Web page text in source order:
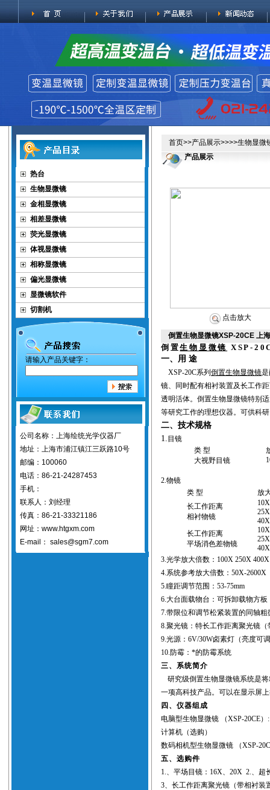
热台
生物显微镜
金相显微镜
相差显微镜
荧光显微镜
体视显微镜
相称显微镜
偏光显微镜
显微镜软件
切割机
请输入产品关键字：
公司名称：上海绘统光学仪器厂
地址：上海市浦江镇江三跃路10号
邮编：100060
电话：86-21-24287453
手机：
联系人：刘经理
传真：86-21-33321186
网址：www.htgxm.com
E-mail： sales@sgm7.com
首页>>产品展示>>>>生物显微
产品展示
点击放大
倒置生物显微镜XSP-20CE 上
倒置生物显微镜 XSP-
一、用 途
XSP-20C系列 倒置生物显微镜
镜、同时配有相衬装置及长工作
透明活体。倒置生物显微镜特别
等研究工作的理想仪器。可供科
二、技术规格
1. 目镜
类 型
大视野目镜
2.物镜
类 型
放
长工作距离
相衬物镜
10X
25X
40X
长工作距离
平场消色差物镜
10X
25X
40X
3.光学放大倍数： 100X 250X 400X
4.系统参考放大倍数： 50X-2600X
5.瞳距调节范围： 53-75mm
6.大台面载物台：可拆卸载物方板
7.带限位和调节松紧装置的同轴
8.聚光镜：特长工作距离聚光镜
9.光源： 6V/30W卤素灯 （亮度可调
10.防霉：*的防霉系统
三、系统简介
研究级倒置生物显微镜系统是
一项高科技产品。可以在显示屏
四、仪器组成
电脑型生物显微镜
（XSP-20CE）
计算机（选购）
数码相机型生物显微镜
（XSP-
五、选购件
1.、平场目镜： 16X、 20X 2.、超
3、长工作距离聚光镜（带相衬装